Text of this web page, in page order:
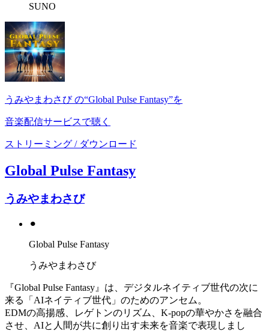
SUNO
うみやまわさび の“Global Pulse Fantasy”を
音楽配信サービスで聴く
ストリーミング / ダウンロード
Global Pulse Fantasy
うみやまわさび
⚫︎
Global Pulse Fantasy
うみやまわさび
『Global Pulse Fantasy』は、デジタルネイティブ世代の次に
来る「AIネイティブ世代」のためのアンセム。
EDMの高揚感、レゲトンのリズム、K-popの華やかさを融合
させ、AIと人間が共に創り出す未来を音楽で表現しまし